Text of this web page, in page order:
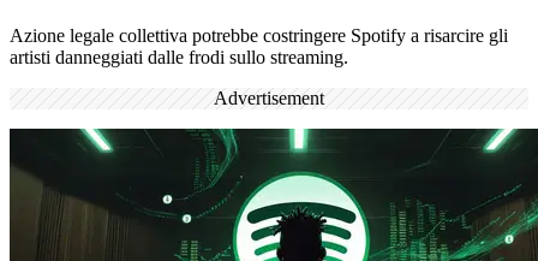
Azione legale collettiva potrebbe costringere Spotify a risarcire gli
artisti danneggiati dalle frodi sullo streaming.
Advertisement